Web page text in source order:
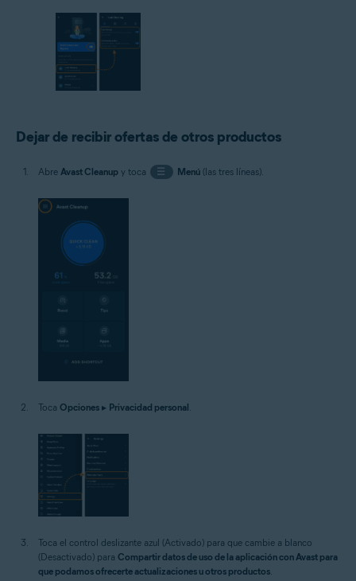
Dejar de recibir ofertas de otros productos
Abre Avast Cleanup y toca ☰ Menú(las tres líneas).
Toca Opciones ▸ Privacidad personal
Toca el control deslizante azul (Activado) para que cambie a blanco
(Desactivado) para Compartir datos de uso de la aplicación con Avast para
que podamos ofrecerte actualizaciones u otros productos